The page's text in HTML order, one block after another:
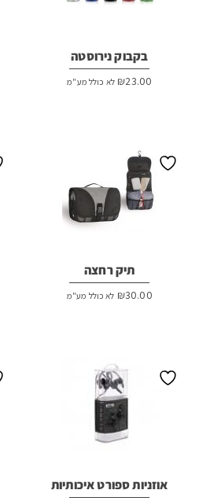
בקבוק נירוסטה
₪23.00 לא כולל מע"מ
תיק רחצה
₪30.00 לא כולל מע"מ
אוזניות ספורט איכותיות